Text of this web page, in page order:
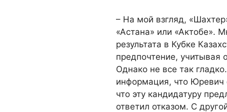
– На мой взгляд,
«Астана» или «Актобе».
результата в Кубке
предпочтение, учитывая
Однако не все так
информация, что Юревич
что эту кандидатуру
ответил отказом. С